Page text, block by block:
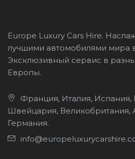
Europe Luxury Cars Hire.
лучшими автомобилями мира
Эксклюзивный сервис в
Европы.
Франция, Италия, Испания,
Швейцария, Великобритания,
Германия.